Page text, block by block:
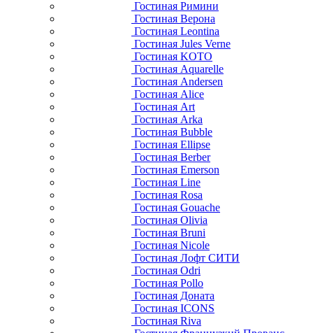
Гостиная Римини
Гостиная Верона
Гостиная Leontina
Гостиная Jules Verne
Гостиная KOTO
Гостиная Aquarelle
Гостиная Andersen
Гостиная Alice
Гостиная Art
Гостиная Arka
Гостиная Bubble
Гостиная Ellipse
Гостиная Berber
Гостиная Emerson
Гостиная Line
Гостиная Rosa
Гостиная Gouache
Гостиная Olivia
Гостиная Bruni
Гостиная Nicole
Гостиная Лофт СИТИ
Гостиная Odri
Гостиная Pollo
Гостиная Доната
Гостиная ICONS
Гостиная Riva